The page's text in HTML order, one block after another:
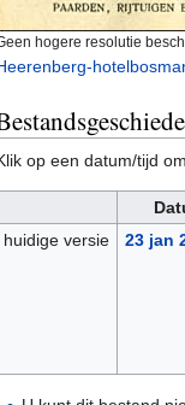
hogere resolutie
op een datum/tijd
huidige versie
23 jan